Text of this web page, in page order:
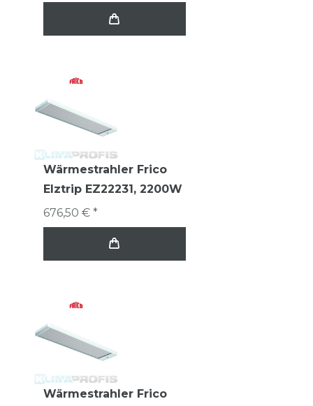
Wärmestrahler Frico
Elztrip EZ22231, 2200W
676,50 € *
Wärmestrahler Frico